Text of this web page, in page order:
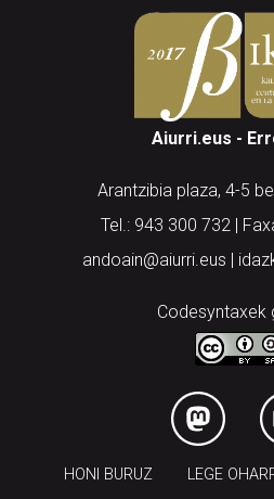
Aiurri.eus -
Arantzibia plaza, 4-5
Tel.: 943 300 732 |
andoain@aiurri.eus |
Codesyntaxek
HONI BURUZ LEGE